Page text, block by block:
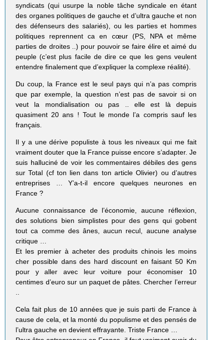
syndicats (qui usurpe la noble tâche syndicale en étant
des organes politiques de gauche et d’ultra gauche et non
des défenseurs des salariés), ou les parties et hommes
politiques reprennent ca en cœur (PS, NPA et même
parties de droites ..) pour pouvoir se faire élire et aimé du
peuple (c’est plus facile de dire ce que les gens veulent
entendre finalement que d’expliquer la complexe réalité).
Du coup, la France est le seul pays qui n’a pas compris
que par exemple, la question n’est pas de savoir si on
veut la mondialisation ou pas .. elle est là depuis
quasiment 20 ans ! Tout le monde l’a compris sauf les
français.
Il y a une dérive populiste à tous les niveaux qui me fait
vraiment douter que la France puisse encore s’adapter. Je
suis halluciné de voir les commentaires débiles des gens
sur Total (cf ton lien dans ton article Olivier) ou d’autres
entreprises … Y’a-t-il encore quelques neurones en
France ?
Aucune connaissance de l’économie, aucune réflexion,
des solutions bien simplistes pour des gens qui gobent
tout ca comme des ânes, aucun recul, aucune analyse
critique …
Et les premier à acheter des produits chinois les moins
cher possible dans des hard discount en faisant 50 Km
pour y aller avec leur voiture pour économiser 10
centimes d’euro sur un paquet de pâtes. Chercher l’erreur
..
Cela fait plus de 10 années que je suis parti de France à
cause de cela, et la monté du populisme et des pensés de
l’ultra gauche en devient effrayante. Triste France …